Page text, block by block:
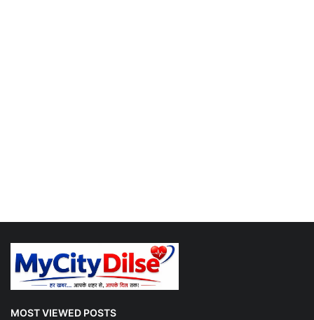
MOST VIEWED POSTS